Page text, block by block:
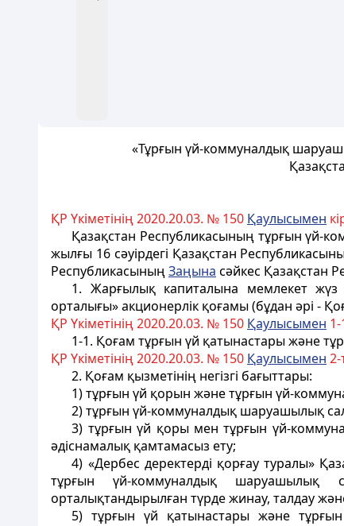
«Тұрғын үй-коммуналдық
ҚР Үкіметінің 2020.20.03. № 150 Қаулысымен
Қазақстан Республикасының тұрғын үй-
жылғы 16 сәуірдегі Қазақстан
РеспубликасыныңЗаңына сәйкес Қазақстан
1. Жарғылық капиталына мемлекет
орталығы» акционерлік қоғамы (бұдан әрі -
ҚР Үкіметінің 2020.20.03. № 150 Қаулысымен
1-1. Қоғам тұрғын үй қатынастары және
ҚР Үкіметінің 2020.20.03. № 150 Қаулысымен
2. Қоғам қызметінің негізгі бағыттары:
1) тұрғын үй қорын және тұрғын үй-
2) тұрғын үй-коммуналдық шаруашылық
3) тұрғын үй қоры мен тұрғын үй-
әдіснамалық қамтамасыз ету;
4) «Дербес деректерді қорғау туралы»
тұрғын үй-коммуналдық шаруашылық
орталықтандырылған түрде жинау, талдау
5) тұрғын үй қатынастары және тұрғын